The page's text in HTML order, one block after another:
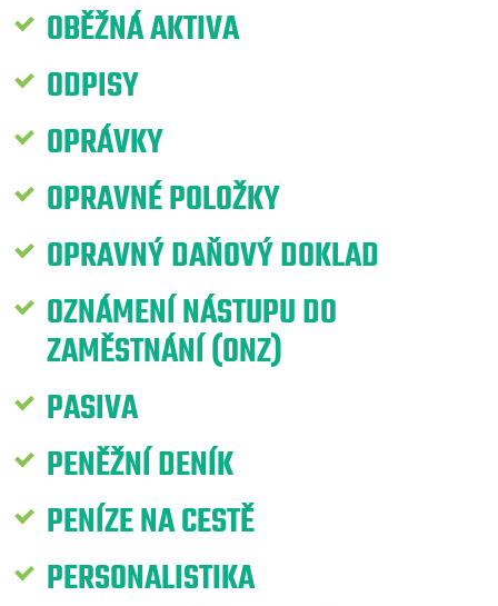
OBĚŽNÁ AKTIVA
ODPISY
OPRÁVKY
OPRAVNÉ POLOŽKY
OPRAVNÝ DAŇOVÝ DOKLAD
OZNÁMENÍ NÁSTUPU DO
ZAMĚSTNÁNÍ (ONZ)
PASIVA
PENĚŽNÍ DENÍK
PENÍZE NA CESTĚ
PERSONALISTIKA